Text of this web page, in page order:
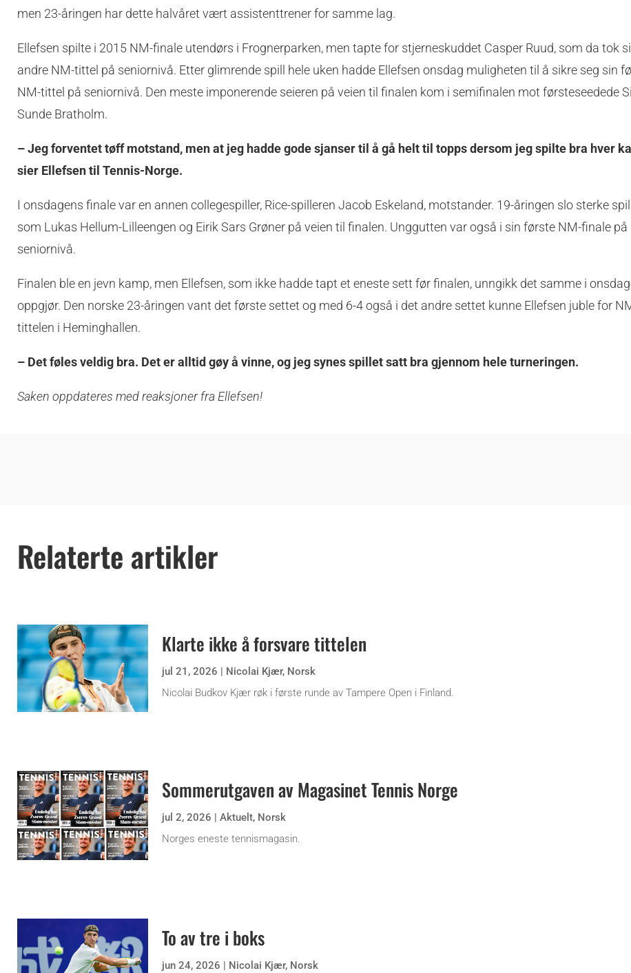
men 23-åringen har dette halvåret vært assistenttrener for samme lag.
Ellefsen spilte i 2015 NM-finale utendørs i Frognerparken, men tapte for stjerneskuddet Casper Ruud, som da tok
andre NM-tittel på seniornivå. Etter glimrende spill hele uken hadde Ellefsen onsdag muligheten til å sikre seg sin
NM-tittel på seniornivå. Den meste imponerende seieren på veien til finalen kom i semifinalen mot førsteseedede
Sunde Bratholm.
– Jeg forventet tøff motstand, men at jeg hadde gode sjanser til å gå helt til topps dersom jeg spilte bra hver
sier Ellefsen til Tennis-Norge.
I onsdagens finale var en annen collegespiller, Rice-spilleren Jacob Eskeland, motstander. 19-åringen slo sterke
som Lukas Hellum-Lilleengen og Eirik Sars Grøner på veien til finalen. Unggutten var også i sin første NM-finale på
seniornivå.
Finalen ble en jevn kamp, men Ellefsen, som ikke hadde tapt et eneste sett før finalen, unngikk det samme i
oppgjør. Den norske 23-åringen vant det første settet og med 6-4 også i det andre settet kunne Ellefsen juble for
tittelen i Heminghallen.
– Det føles veldig bra. Det er alltid gøy å vinne, og jeg synes spillet satt bra gjennom hele turneringen.
Saken oppdateres med reaksjoner fra Ellefsen!
Relaterte artikler
Klarte ikke å forsvare tittelen
jul 21, 2026 | Nicolai Kjær, Norsk
Nicolai Budkov Kjær røk i første runde av Tampere Open i Finland.
Sommerutgaven av Magasinet Tennis Norge
jul 2, 2026 | Aktuelt, Norsk
Norges eneste tennismagasin.
To av tre i boks
jun 24, 2026 Nicolai Kjær, Norsk